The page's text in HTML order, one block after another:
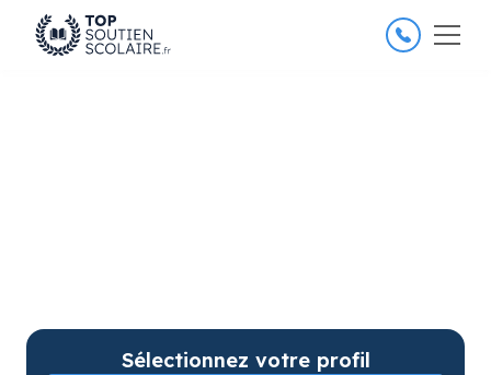
26 000 élèves satisfaits
Sélectionnez votre profil